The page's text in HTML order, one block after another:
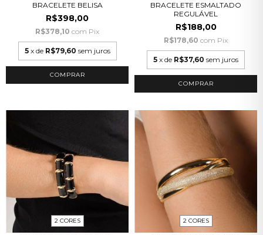
BRACELETE BELISA
R$398,00
R$378,10 com Pix
5 x de R$79,60 sem juros
BRACELETE ESMALTADO
REGULÁVEL
R$188,00
R$178,60 com Pix
5 x de R$37,60 sem juros
2 CORES 2 CORES